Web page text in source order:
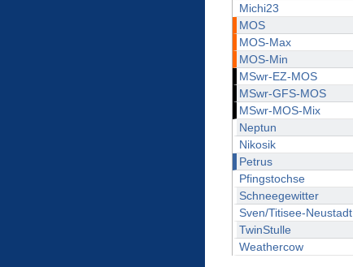
Michi23
MOS
MOS-Max
MOS-Min
MSwr-EZ-MOS
MSwr-GFS-MOS
MSwr-MOS-Mix
Neptun
Nikosik
Petrus
Pfingstochse
Schneegewitter
Sven/Titisee-Neustadt
TwinStulle
Weathercow